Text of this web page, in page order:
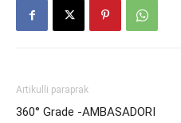
Artikulli paraprak
360° Grade -AMBASADORI